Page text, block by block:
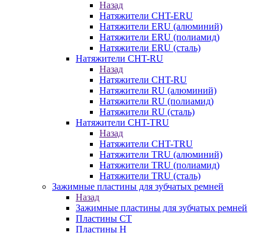
Назад
Натяжители CHT-ERU
Натяжители ERU (алюминий)
Натяжители ERU (полиамид)
Натяжители ERU (сталь)
Натяжители CHT-RU
Назад
Натяжители CHT-RU
Натяжители RU (алюминий)
Натяжители RU (полиамид)
Натяжители RU (сталь)
Натяжители CHT-TRU
Назад
Натяжители CHT-TRU
Натяжители TRU (алюминий)
Натяжители TRU (полиамид)
Натяжители TRU (сталь)
Зажимные пластины для зубчатых ремней
Назад
Зажимные пластины для зубчатых ремней
Пластины CT
Пластины H